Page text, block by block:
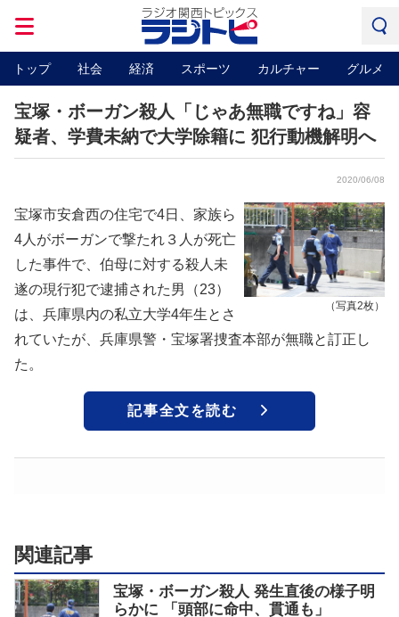
トップ 社会 経済 スポーツ カルチャー グルメ
宝塚・ボーガン殺人「じゃあ無職ですね」容
疑者、学費未納で大学除籍に 犯行動機解明へ
2020/06/08
（写真2枚）
宝塚市安倉西の住宅で4日、家族ら
4人がボーガンで撃たれ３人が死亡
した事件で、伯母に対する殺人未
遂の現行犯で逮捕された男（23）
は、兵庫県内の私立大学4年生とさ
れていたが、兵庫県警・宝塚署捜査本部が無職と訂正し
た。
記事全文を読む
関連記事
宝塚・ボーガン殺人 発生直後の様子明
らかに 「頭部に命中、貫通も」